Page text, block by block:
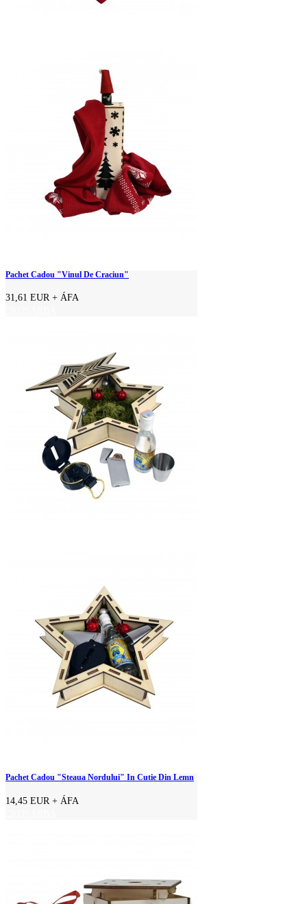
Pachet Cadou "Vinul De Craciun"
31,61 EUR + ÁFA
Pachet Cadou "Steaua Nordului" In Cutie Din Lemn
14,45 EUR + ÁFA